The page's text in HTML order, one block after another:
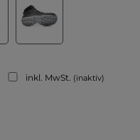
inkl. MwSt. (inaktiv)